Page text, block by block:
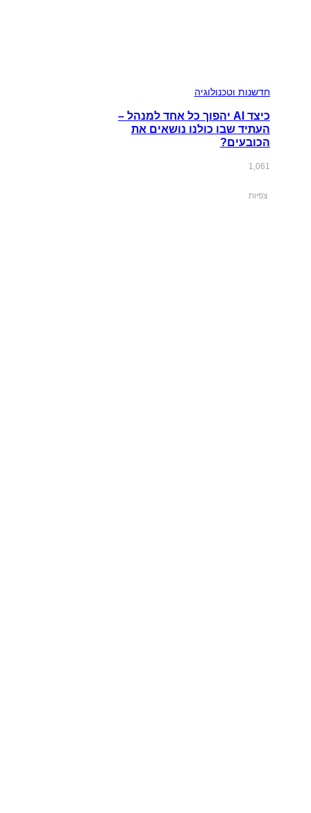
חדשנות וטכנולוגיה
כיצד AI יהפוך כל אחד למנהל –
העתיד שבו כולנו נושאים את
הכובעים?
1,061
צפיות